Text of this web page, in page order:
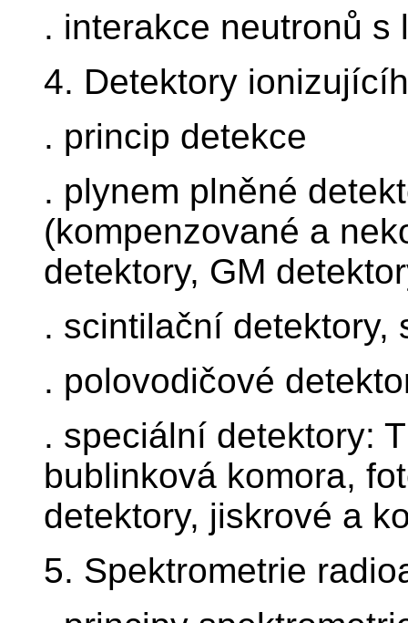
. interakce neutronů s
4. Detektory
. princip detekce
. plynem plněné
(kompenzované a
detektory, GM
. scintilační detektory,
. polovodičové
. speciální detektory:
bublinková komora,
detektory, jiskrové a
5. Spektrometrie